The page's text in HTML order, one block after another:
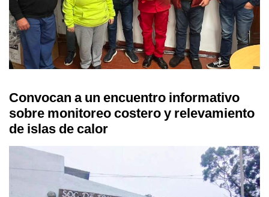
Convocan a un encuentro informativo
sobre monitoreo costero y relevamiento
de islas de calor